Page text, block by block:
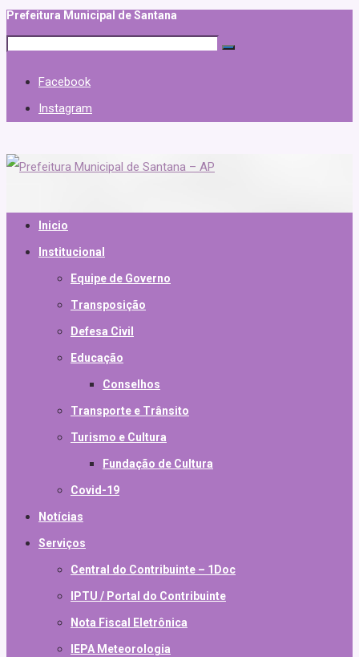
Prefeitura Municipal de Santana
Facebook
Instagram
Inicio
Institucional
Equipe de Governo
Transposição
Defesa Civil
Educação
Conselhos
Transporte e Trânsito
Turismo e Cultura
Fundação de Cultura
Covid-19
Notícias
Serviços
Central do Contribuinte – 1Doc
IPTU / Portal do Contribuinte
Nota Fiscal Eletrônica
IEPA Meteorologia